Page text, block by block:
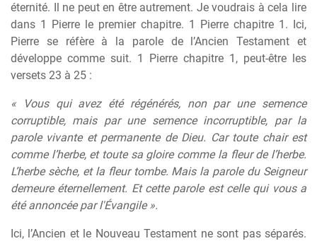
éternité. Il ne peut en être autrement. Je voudrais à cela lire
dans 1 Pierre le premier chapitre. 1 Pierre chapitre 1. Ici,
Pierre se réfère à la parole de l’Ancien Testament et
développe comme suit. 1 Pierre chapitre 1, peut-être les
versets 23 à 25 :
« Vous qui avez été régénérés, non par une semence
corruptible, mais par une semence incorruptible, par la
parole vivante et permanente de Dieu. Car toute chair est
comme l’herbe, et toute sa gloire comme la fleur de l’herbe.
L’herbe sèche, et la fleur tombe. Mais la parole du Seigneur
demeure éternellement. Et cette parole est celle qui vous a
été annoncée par l'Évangile ».
Ici, l’Ancien et le Nouveau Testament ne sont pas séparés.